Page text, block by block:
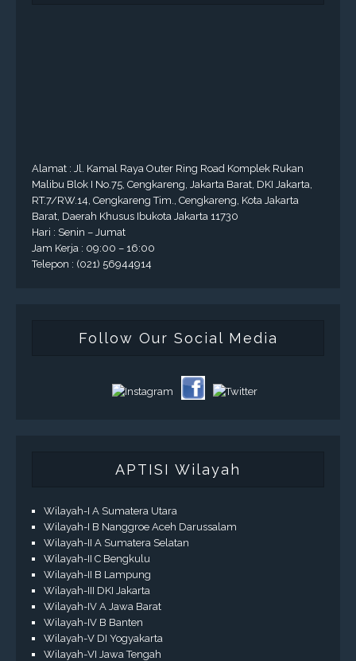
Alamat : Jl. Kamal Raya Outer Ring Road Komplek Rukan
Malibu Blok I No.75, Cengkareng, Jakarta Barat, DKI Jakarta,
RT.7/RW.14, Cengkareng Tim., Cengkareng, Kota Jakarta
Barat, Daerah Khusus Ibukota Jakarta 11730
Hari : Senin – Jumat
Jam Kerja : 09:00 – 16:00
Telepon : (021) 56944914
Follow Our Social Media
APTISI Wilayah
Wilayah-I A Sumatera Utara
Wilayah-I B Nanggroe Aceh Darussalam
Wilayah-II A Sumatera Selatan
Wilayah-II C Bengkulu
Wilayah-II B Lampung
Wilayah-III DKI Jakarta
Wilayah-IV A Jawa Barat
Wilayah-IV B Banten
Wilayah-V DI Yogyakarta
Wilayah-VI Jawa Tengah